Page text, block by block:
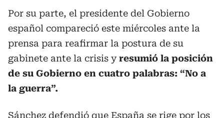
Por su parte, el presidente del Gobierno
español compareció este miércoles ante la
prensa para reafirmar la postura de su
gabinete ante la crisis yresumió la posición
de su Gobierno en cuatro palabras: “No a
la guerra”.
Sánchez defendió que España se rige por los